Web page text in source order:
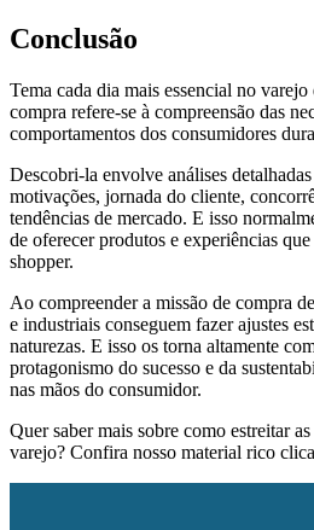
Conclusão
Tema cada dia mais essencial no
compra refere-se à compreensão das
comportamentos dos consumidores
Descobri-la envolve análises
motivações, jornada do cliente,
tendências de mercado. E isso
de oferecer produtos e experiências
shopper.
Ao compreender a missão de compra
e industriais conseguem fazer ajustes
naturezas. E isso os torna altamente
protagonismo do sucesso e da
nas mãos do consumidor.
Quer saber mais sobre como estreitar
varejo? Confira nosso material rico